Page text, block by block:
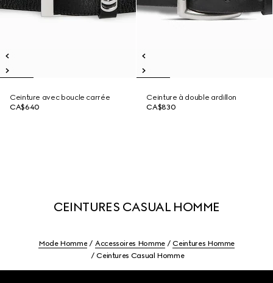
Ceinture avec boucle carrée
CA$640
Ceinture à double ardillon
CA$830
CEINTURES CASUAL HOMME
Mode Homme Accessoires Homme
Ceintures Homme
Ceintures Casual Homme